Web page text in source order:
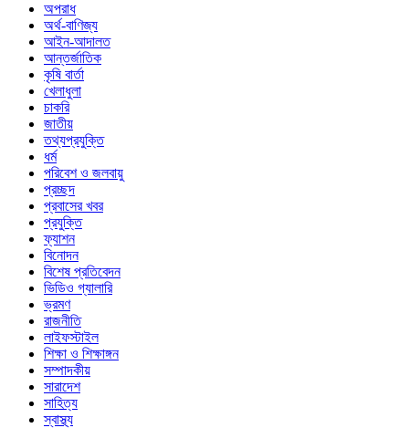
অপরাধ
অর্থ-বাণিজ্য
আইন-আদালত
আন্তর্জাতিক
কৃষি বার্তা
খেলাধুলা
চাকরি
জাতীয়
তথ্যপ্রযুক্তি
ধর্ম
পরিবেশ ও জলবায়ু
প্রচ্ছদ
প্রবাসের খবর
প্রযুক্তি
ফ্যাশন
বিনোদন
বিশেষ প্রতিবেদন
ভিডিও গ্যালারি
ভ্রমণ
রাজনীতি
লাইফস্টাইল
শিক্ষা ও শিক্ষাঙ্গন
সম্পাদকীয়
সারাদেশ
সাহিত্য
স্বাস্থ্য